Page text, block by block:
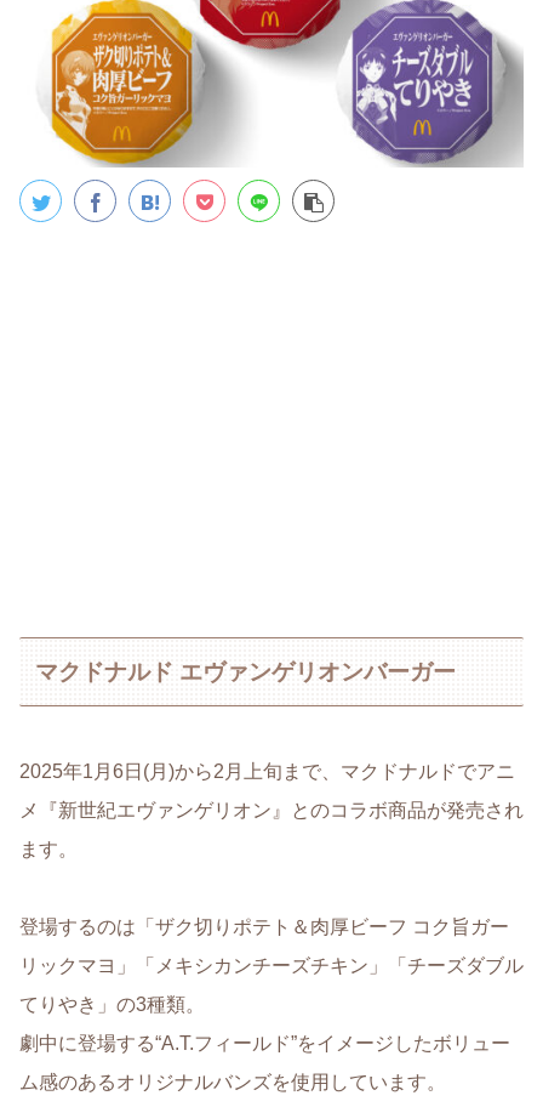
マクドナルド エヴァンゲリオンバーガー
2025年1月6日(月)から2月上旬まで、マクドナルドでアニ
メ『新世紀エヴァンゲリオン』とのコラボ商品が発売され
ます。
登場するのは「ザク切りポテト＆肉厚ビーフ コク旨ガー
リックマヨ」「メキシカンチーズチキン」「チーズダブル
てりやき」の3種類。
劇中に登場する“A.T.フィールド”をイメージしたボリュー
ム感のあるオリジナルバンズを使用しています。